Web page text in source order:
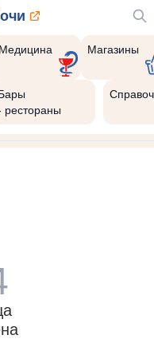
Медицина Магазины
рестораны